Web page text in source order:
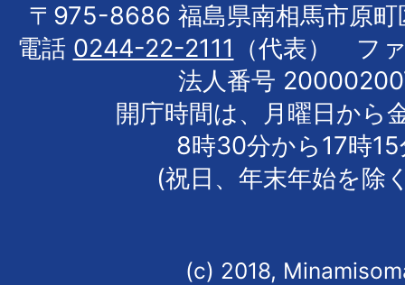
〒975-8686 福島県南相馬市原町
電話 0244-22-2111
（代表） フ
法人番号
開庁時間は、月曜日から
8時30分から17時
(祝日、年末年始を除
(c) 2018,